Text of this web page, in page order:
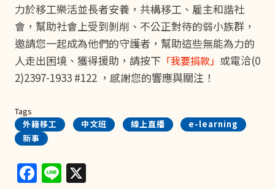
力於移工樂活並長者安養，共構移工、雇主和諧社
會，幫助社會上受到剝削、不公正對待的弱小族群，
邀請您一起成為他們的守護者，幫助這些無能為力的
人走出困境、獲得援助，請按下 「我要捐款」 或電洽(0
2)2397-1933 #122 ，感謝您的響應與關注！
Tags
外籍移工
中文班 線上直播
e-learning
新事
Facebook
Line